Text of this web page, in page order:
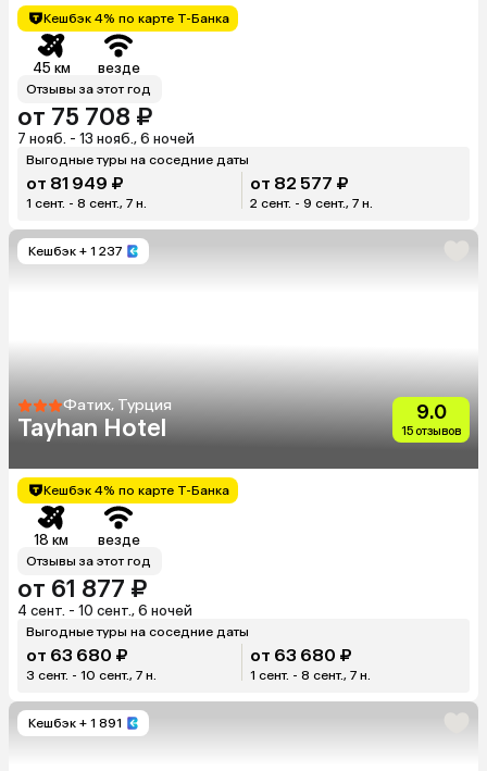
Кешбэк 4% по карте Т-Банка
45 км везде
Отзывы за этот год
от 75 708 ₽
7 нояб. - 13 нояб., 6 ночей
Выгодные туры на соседние даты
от 81 949 ₽
1 сент. - 8 сент., 7 н.
от 82 577 ₽
2 сент. - 9 сент., 7 н.
Кешбэк + 1 237
Фатих, Турция
Tayhan Hotel
9.0
15 отзывов
Кешбэк 4% по карте Т-Банка
18 км везде
Отзывы за этот год
от 61 877 ₽
4 сент. - 10 сент., 6 ночей
Выгодные туры на соседние даты
от 63 680 ₽
3 сент. - 10 сент., 7 н.
от 63 680 ₽
1 сент. - 8 сент., 7 н.
Кешбэк + 1 891